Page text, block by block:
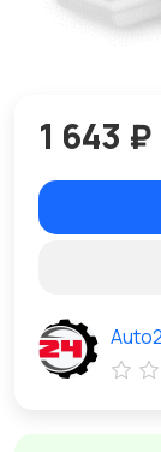
1 643 ₽